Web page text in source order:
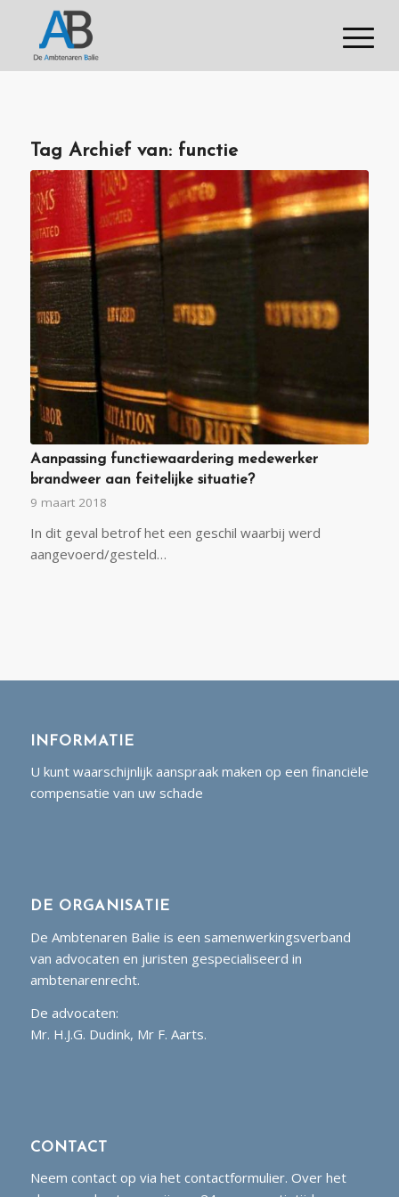
Tag Archief van: functie
Aanpassing functiewaardering medewerker
brandweer aan feitelijke situatie?
9 maart 2018
In dit geval betrof het een geschil waarbij werd
aangevoerd/gesteld…
INFORMATIE
U kunt waarschijnlijk aanspraak maken op een financiële
compensatie van uw schade
DE ORGANISATIE
De Ambtenaren Balie is een samenwerkingsverband
van advocaten en juristen gespecialiseerd in
ambtenarenrecht.
De advocaten:
Mr. H.J.G. Dudink, Mr F. Aarts.
CONTACT
Neem contact op via het contactformulier. Over het